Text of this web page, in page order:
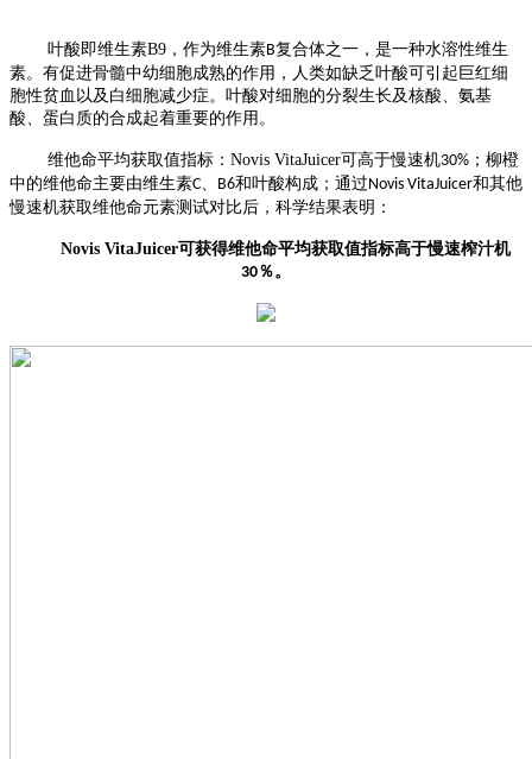
叶酸即维生素B9 ，作为维生素B复合体之一，是一种水溶性维生
素。有促进骨髓中幼细胞成熟的作用，人类如缺乏叶酸可引起巨红细
胞性贫血以及白细胞减少症。叶酸对细胞的分裂生长及核酸、氨基
酸、蛋白质的合成起着重要的作用。
维他命平均获取值指标： Novis VitaJuicer可高于慢速机30% ；柳橙
中的维他命主要由维生素C、 B6和叶酸构成；通过Novis VitaJuicer和其他
慢速机获取维他命元素测试对比后，科学结果表明：
Novis VitaJuicer可获得维他命平均获取值指标高于慢速榨汁机
30％。